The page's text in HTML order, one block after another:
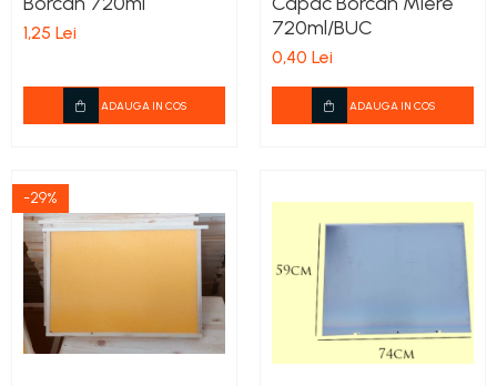
Stupi Vopsiti
1,25 Lei
ADAUGA IN COS
720ml/BUC
0,40 Lei
ADAUGA IN COS
-29%